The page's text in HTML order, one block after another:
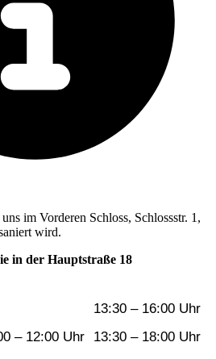
im Vorderen Schloss, Schlossstr. 1,
wird.
in der Hauptstraße 18
13:30 – 16:00 Uhr
– 12:00 Uhr
13:30 – 18:00 Uhr